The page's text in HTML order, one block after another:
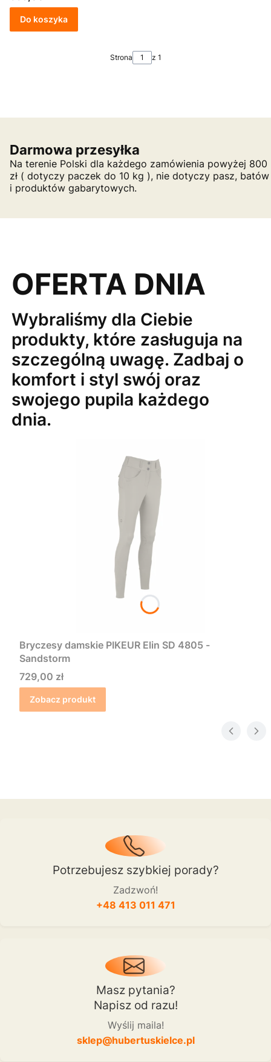
Do koszyka
Strona z 1
Darmowa przesyłka
Na terenie Polski dla każdego zamówienia powyżej 800
zł ( dotyczy paczek do 10 kg ), nie dotyczy pasz, batów
i produktów gabarytowych.
OFERTA DNIA
Wybraliśmy dla Ciebie
produkty, które zasługuja na
szczególną uwagę. Zadbaj o
komfort i styl swój oraz
swojego pupila każdego
dnia.
Bryczesy damskie PIKEUR Elin SD 4805 -
Sandstorm
Cena
729,00 zł
Zobacz produkt
Potrzebujesz szybkiej porady?
Zadzwoń!
+48 413 011 471
Masz pytania?
Napisz od razu!
Wyślij maila!
sklep@hubertuskielce.pl